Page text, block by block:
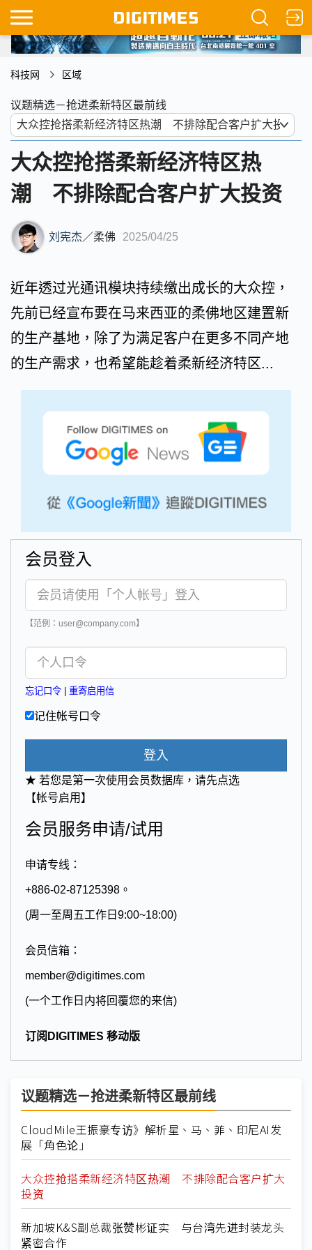
科技网 区域
议题精选－抢进柔新特区最前线
大众控抢搭柔新经济特区热
潮 不排除配合客户扩大投资
刘宪杰／柔佛 2025/04/25
近年透过光通讯模块持续缴出成长的大众控，
先前已经宣布要在马来西亚的柔佛地区建置新
的生产基地，除了为满足客户在更多不同产地
的生产需求，也希望能趁着柔新经济特区...
会员登入
【范例：user@company.com】
忘记口令 重寄启用信
记住帐号口令
登入
★ 若您是第一次使用会员数据库，请先点选
【帐号启用】
会员服务申请/试用
申请专线：
+886-02-87125398。
(周一至周五工作日9:00~18:00)
会员信箱：
member@digitimes.com
(一个工作日内将回覆您的来信)
订阅DIGITIMES 移动版
议题精选－抢进柔新特区最前线
CloudMile王振豪专访》解析星、马、菲、印尼AI发
展「角色论」
大众控抢搭柔新经济特区热潮 不排除配合客户扩大
投资
新加坡K&S副总裁张赞彬证实 与台湾先进封装龙头
紧密合作